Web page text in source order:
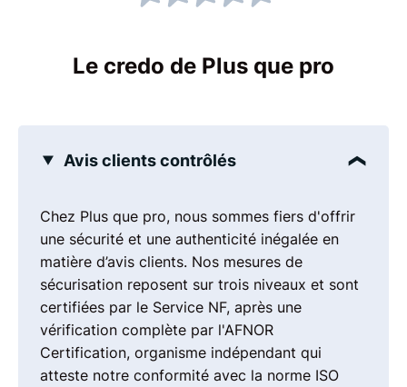
Le credo de Plus que pro
Avis clients contrôlés
Chez Plus que pro, nous sommes fiers d'offrir
une sécurité et une authenticité inégalée en
matière d’avis clients. Nos mesures de
sécurisation reposent sur trois niveaux et sont
certifiées par le Service NF, après une
vérification complète par l'AFNOR
Certification, organisme indépendant qui
atteste notre conformité avec la norme ISO